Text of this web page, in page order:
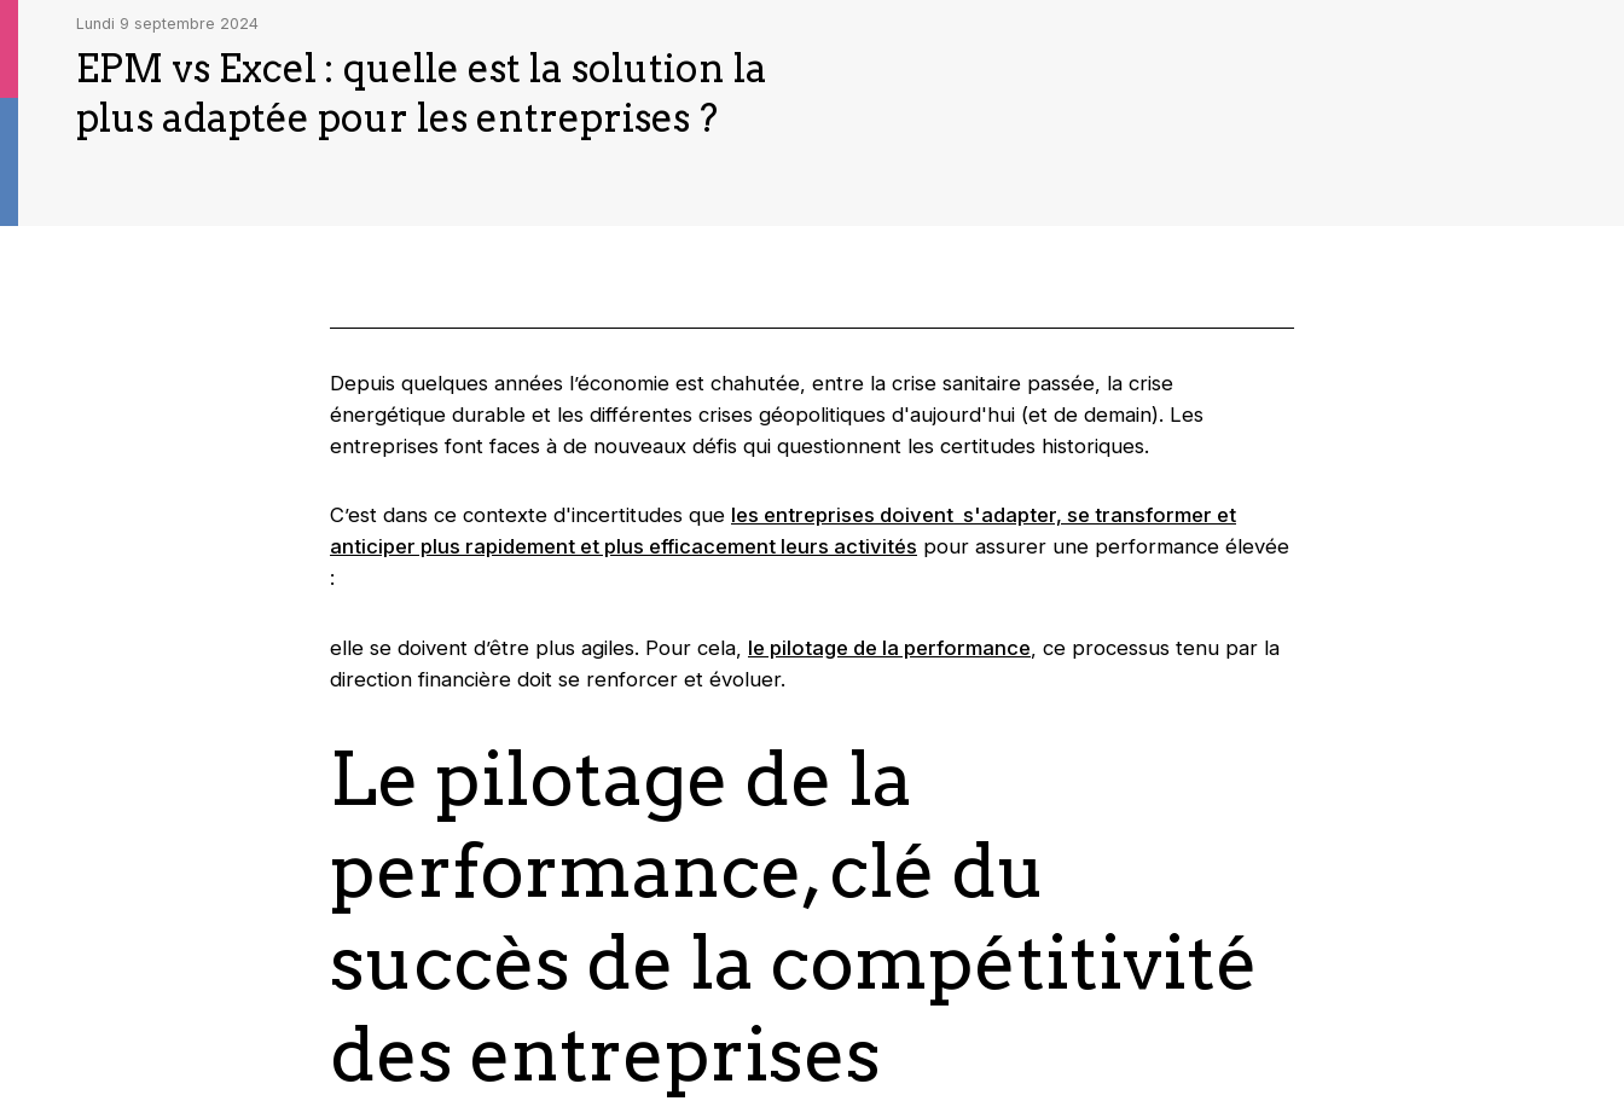
lundi 9 septembre 2024
EPM vs Excel : quelle est la solution la
plus adaptée pour les entreprises ?
Depuis quelques années l’économie est chahutée, entre la crise sanitaire passée, la crise
énergétique durable et les différentes crises géopolitiques d'aujourd'hui (et de demain). Les
entreprises font faces à de nouveaux défis qui questionnent les certitudes historiques.
C’est dans ce contexte d'incertitudes que les entreprises doivent s'adapter, se transformer et
anticiper plus rapidement et plus efficacement leurs activités pour assurer une performance élevée
:
elle se doivent d’être plus agiles. Pour cela, le pilotage de la performance , ce processus tenu par la
direction financière doit se renforcer et évoluer.
Le pilotage de la
performance, clé du
succès de la compétitivité
des entreprises